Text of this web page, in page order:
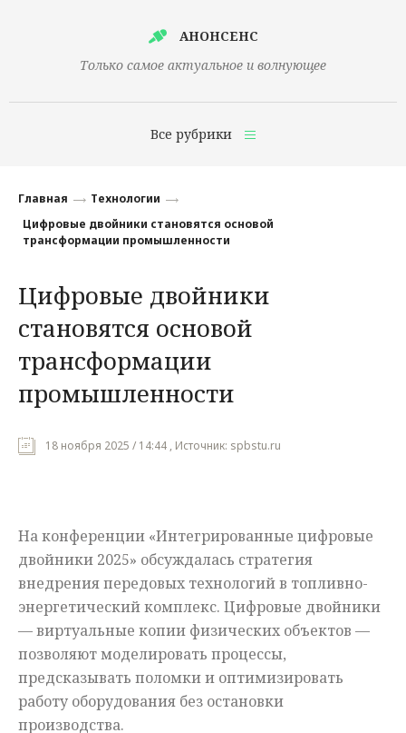
АНОНСЕНС
Только самое актуальное и волнующее
Все рубрики
Финансы
Наука
Культура
Общество
Политика
Мнения
Главная
Технологии
Цифровые двойники становятся основой
трансформации промышленности
Цифровые двойники
становятся основой
трансформации
промышленности
18 ноября 2025 / 14:44 , Источник: spbstu.ru
На конференции «Интегрированные цифровые
двойники 2025» обсуждалась стратегия
внедрения передовых технологий в топливно-
энергетический комплекс. Цифровые двойники
— виртуальные копии физических объектов —
позволяют моделировать процессы,
предсказывать поломки и оптимизировать
работу оборудования без остановки
производства.